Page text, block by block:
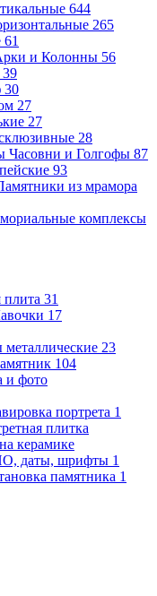
644
265
61
и Колонны 56
39
30
27
27
28
Часовни и Голгофы 87
93
из мрамора
комплексы
плита 31
17
металлические 23
104
и фото
портрета 1
плитка
керамике
даты, шрифты 1
памятника 1